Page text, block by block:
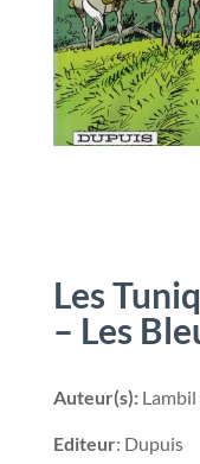
Les
– Les
Auteur(s):Lambil
Editeur: Dupuis